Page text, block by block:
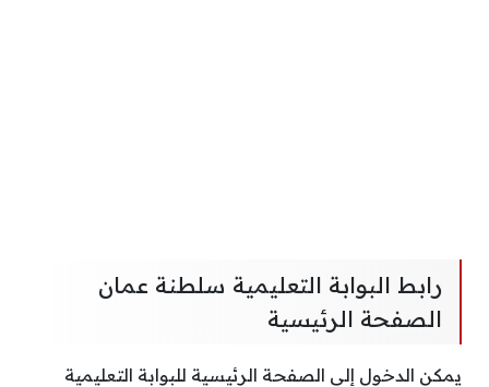
رابط البوابة التعليمية سلطنة عمان
الصفحة الرئيسية
يمكن الدخول إلى الصفحة الرئيسية للبوابة التعليمية